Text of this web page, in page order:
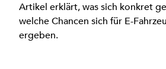
Artikel erklärt, was sich konkret
welche Chancen sich für E-
ergeben.